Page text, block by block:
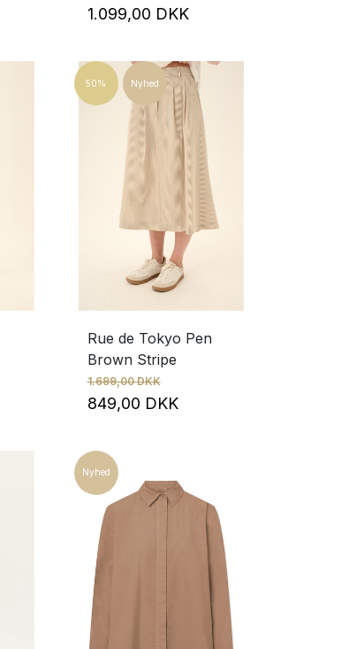
1.099,00 DKK
50% Nyhed
Rue de Tokyo Pen
Brown Stripe
1.699,00 DKK
849,00 DKK
Nyhed